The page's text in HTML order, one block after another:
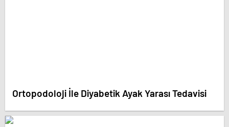
Ortopodoloji İle Diyabetik Ayak Yarası Tedavisi